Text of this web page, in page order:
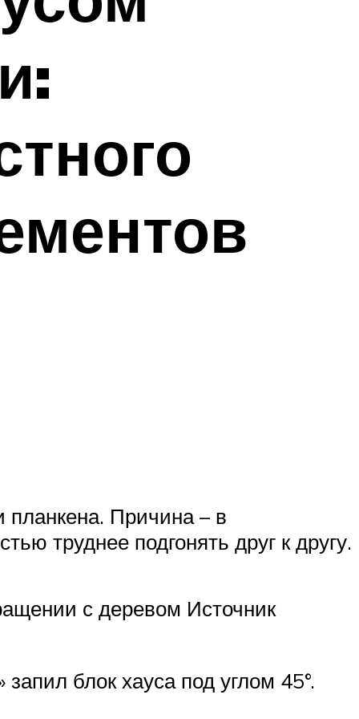
Причина – в
труднее подгонять друг к другу.
с деревом Источник
блок хауса под углом 45°.